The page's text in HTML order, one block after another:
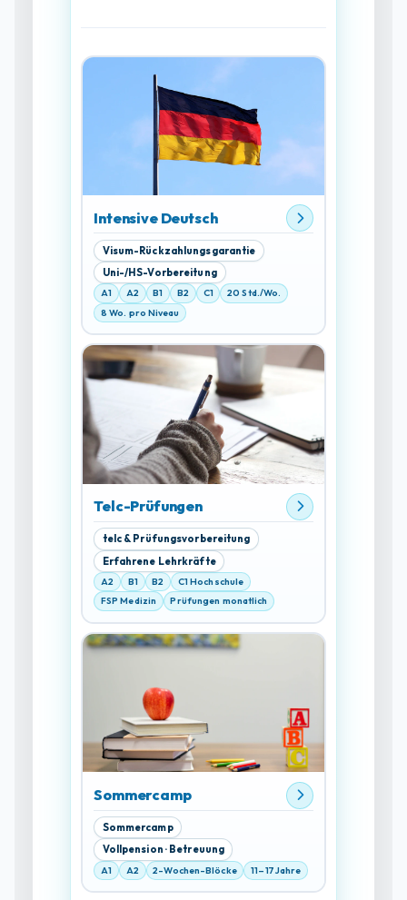
Intensive Deutsch
Visum-Rückzahlungsgarantie
Uni-/HS-Vorbereitung
A1 A2 B1 B2 C1
20 Std./Wo.
8 Wo. pro Niveau
Telc-Prüfungen
telc & Prüfungsvorbereitung
Erfahrene Lehrkräfte
A2 B1 B2
C1 Hochschule
FSP Medizin
Prüfungen monatlich
Sommercamp
Sommercamp
Vollpension · Betreuung
A1 A2 2-Wochen-Blöcke 11–17 Jahre